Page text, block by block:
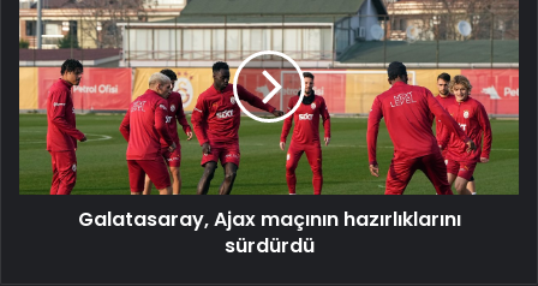
Ajax
maçının
hazırlıklarını
sürdürdü
Galatasaray, Ajax maçının hazırlıklarını
sürdürdü